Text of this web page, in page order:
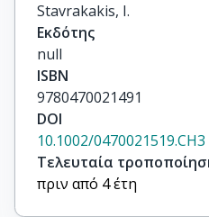
Stavrakakis, I.
Εκδότης
null
ISBN
9780470021491
DOI
10.1002/0470021519.CH3
Τελευταία
πριν από 4 έτη